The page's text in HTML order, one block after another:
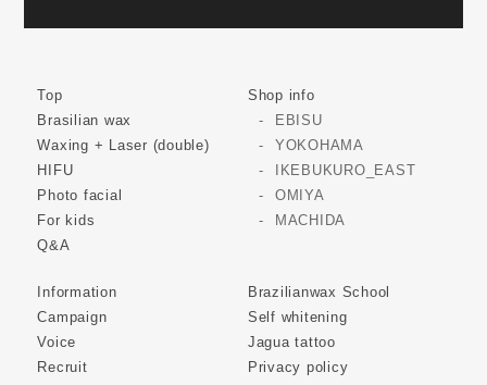
Top
Brasilian wax
Waxing + Laser (double)
HIFU
Photo facial
For kids
Q&A
Shop info
EBISU
YOKOHAMA
IKEBUKURO_EAST
OMIYA
MACHIDA
Information
Campaign
Voice
Recruit
Brazilianwax School
Self whitening
Jagua tattoo
Privacy policy